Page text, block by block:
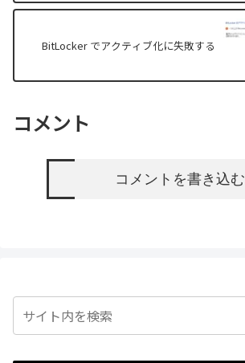
BitLocker でアクティブ化に失敗する
コメント
コメントを書き込む